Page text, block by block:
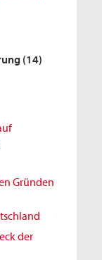
(14)
Gründen
der